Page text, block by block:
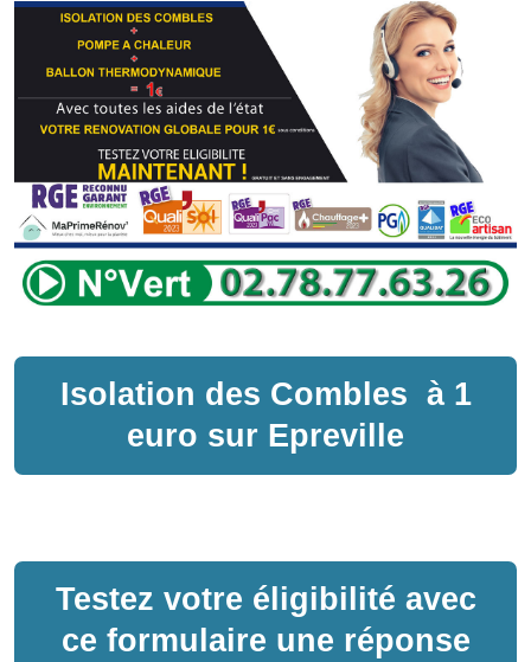
Isolation des Combles à 1
euro sur Epreville
Testez votre éligibilité avec
ce formulaire une réponse